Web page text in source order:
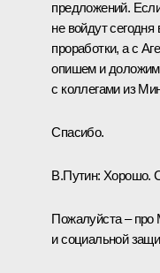
предложений.
не войдут
проработки, а с
опишем и
с коллегами из
Спасибо.
В.Путин: Хорошо.
Пожалуйста – про
и социальной